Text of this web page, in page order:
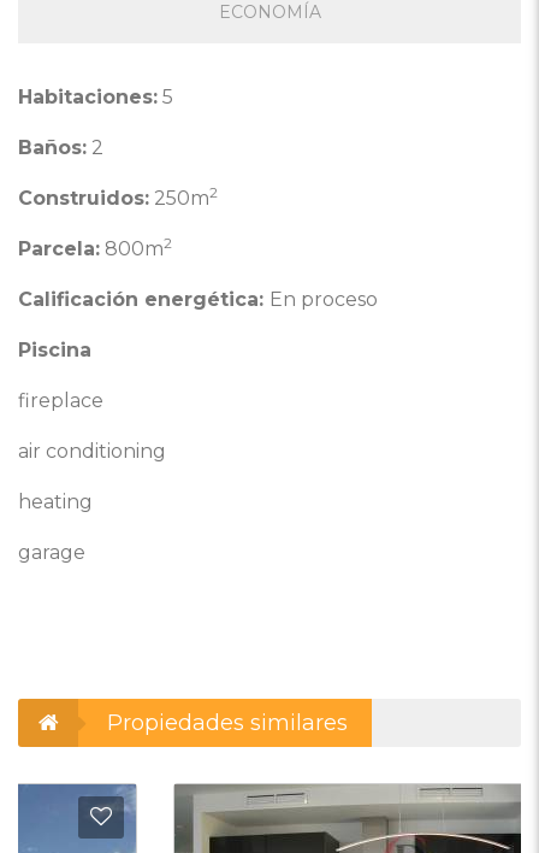
ECONOMÍA
Habitaciones: 5
Baños: 2
Construidos: 250m2
Parcela: 800m2
Calificación energética: En proceso
Piscina
fireplace
air conditioning
heating
garage
Propiedades similares
a favoritos